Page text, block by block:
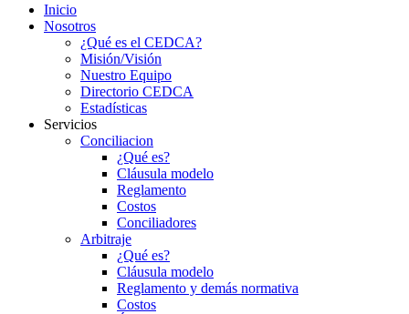
Inicio
Nosotros
¿Qué es el CEDCA?
Misión/Visión
Nuestro Equipo
Directorio CEDCA
Estadísticas
Servicios
Conciliacion
¿Qué es?
Cláusula modelo
Reglamento
Costos
Conciliadores
Arbitraje
¿Qué es?
Cláusula modelo
Reglamento y demás normativa
Costos